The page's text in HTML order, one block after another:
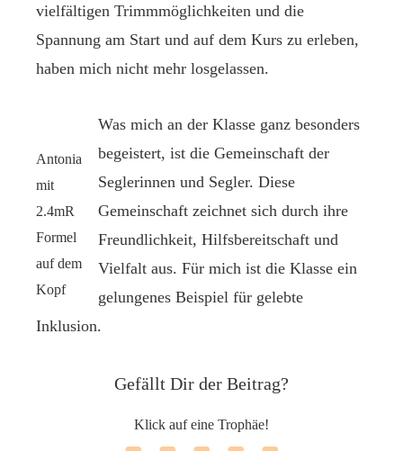
vielfältigen Trimmmöglichkeiten und die
Spannung am Start und auf dem Kurs zu erleben,
haben mich nicht mehr losgelassen.
Antonia
mit
2.4mR
Formel
auf dem
Kopf
Was mich an der Klasse ganz besonders
begeistert, ist die Gemeinschaft der
Seglerinnen und Segler. Diese
Gemeinschaft zeichnet sich durch ihre
Freundlichkeit, Hilfsbereitschaft und
Vielfalt aus. Für mich ist die Klasse ein
gelungenes Beispiel für gelebte
Inklusion.
Gefällt Dir der Beitrag?
Klick auf eine Trophäe!